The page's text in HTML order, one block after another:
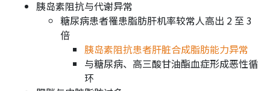
胰岛素阻抗与代谢异常
糖尿病患者罹患脂肪肝机率较常人高出 2 至 3
倍
胰岛素阻抗患者肝脏合成脂肪能力异常
与糖尿病、高三酸甘油酯血症形成恶性循
环